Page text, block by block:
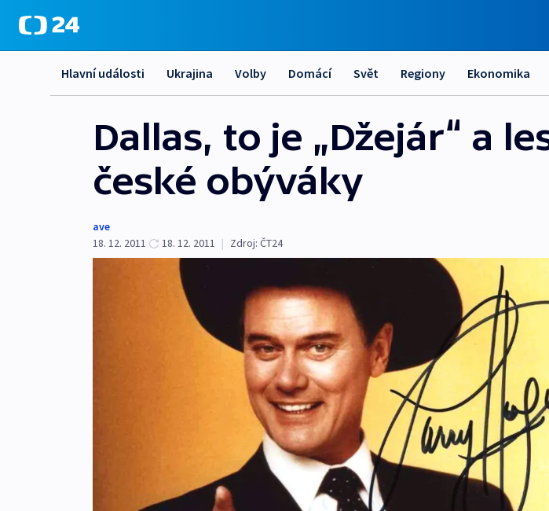
Hlavní události Ukrajina Volby Domácí Svět Regiony Ekonomika
Dallas, to je „Džejár“ a
české obýváky
ave
18. 12. 2011
18. 12. 2011 | Zdroj: ČT24